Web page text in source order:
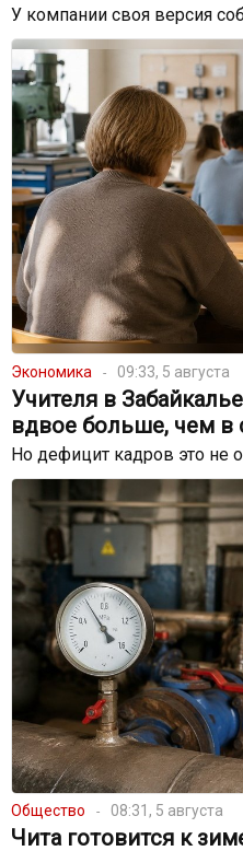
У компании своя версия
Экономика 09:33, 5 августа
Учителя в
вдвое больше, чем в
Но дефицит кадров это не
Общество 08:31, 5 августа
Чита готовится к